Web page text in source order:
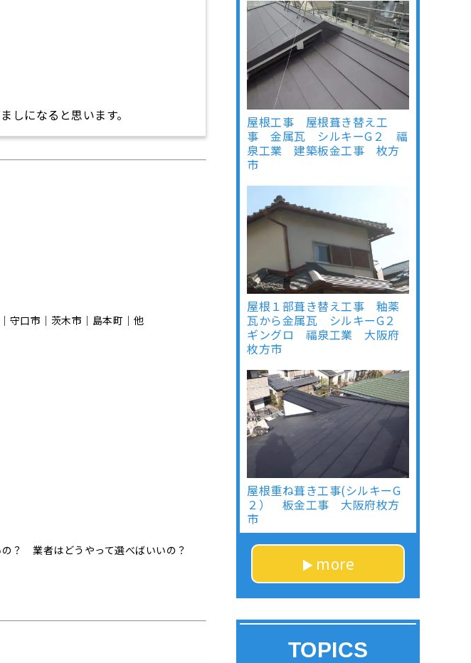
しになると思います。
守口市｜茨木市｜島本町｜他
？ 業者はどうやって選べばいいの？
屋根工事 屋根葺き替え工
事 金属瓦 シルキーG２ 福
泉工業 建築板金工事 枚方
市
屋根１部葺き替え工事 釉薬
瓦から金属瓦 シルキーG２
ギングロ 福泉工業 大阪府
枚方市
屋根重ね葺き工事(シルキーG
２） 板金工事 大阪府枚方
市
more
TOPICS